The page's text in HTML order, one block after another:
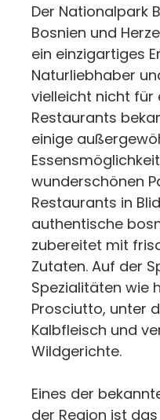
Der Nationalpark
Bosnien und
ein einzigartiges
Naturliebhaber
vielleicht nicht für
Restaurants
einige
wunderschönen
Restaurants in
authentische
zubereitet mit
Zutaten. Auf der
Spezialitäten wie
Prosciutto, unter
Kalbfleisch und
Wildgerichte.
Eines der
der Region ist